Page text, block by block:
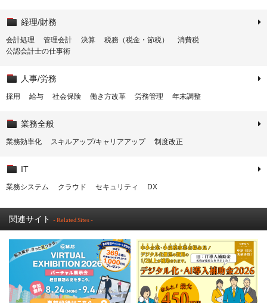
経理/財務
会計処理 管理会計 決算 税務（税金・節税）
消費税
公認会計士の仕事術
人事/労務
採用 給与 社会保険 働き方改革 労務管理 年末調整
業務全般
業務効率化 スキルアップ/キャリアアップ 制度改正
IT
業務システム クラウド セキュリティ DX
関連サイト - Related Sites -